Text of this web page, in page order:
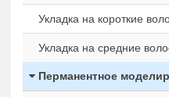
Укладка на короткие
Укладка на средние
Перманентное